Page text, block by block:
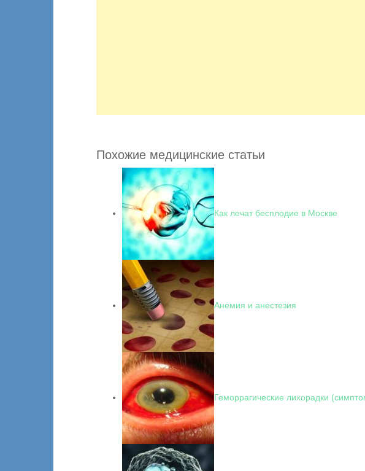
Похожие медицинские статьи
Как лечат бесплодие в Москве
Анемия и анестезия
Геморрагические лихорадки